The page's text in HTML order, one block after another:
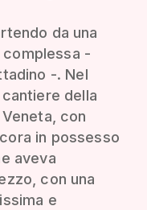
da una
-
-. Nel
della
con
in possesso
aveva
con una
e